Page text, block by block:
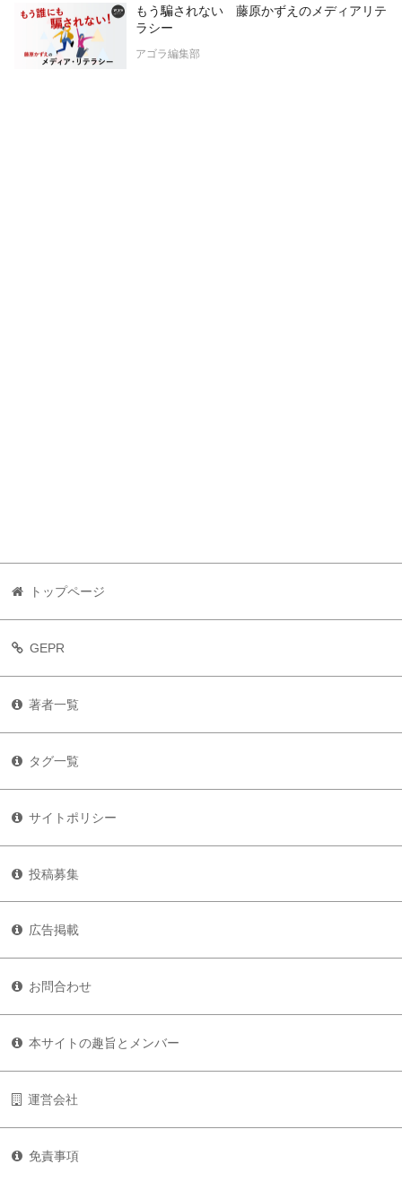
もう騙されない 藤原かずえのメディアリテ
ラシー
アゴラ編集部
トップページ
GEPR
著者一覧
タグ一覧
サイトポリシー
投稿募集
広告掲載
お問合わせ
本サイトの趣旨とメンバー
運営会社
免責事項